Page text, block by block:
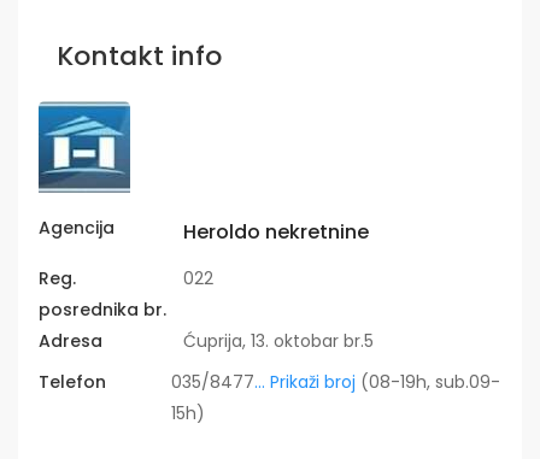
Kontakt info
Agencija Heroldo nekretnine
Reg.
posrednika br.
022
Adresa
Ćuprija, 13. oktobar br.5
Telefon
035/8477... Prikaži broj (08-19h, sub.09-
15h)